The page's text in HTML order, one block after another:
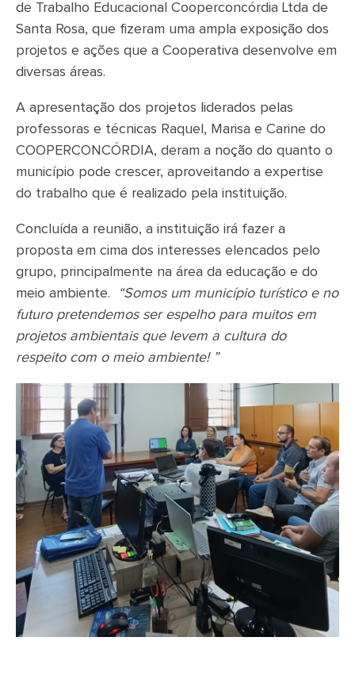
de Trabalho Educacional Cooperconcórdia Ltda de
Santa Rosa, que fizeram uma ampla exposição dos
projetos e ações que a Cooperativa desenvolve em
diversas áreas.
A apresentação dos projetos liderados pelas
professoras e técnicas Raquel, Marisa e Carine do
COOPERCONCÓRDIA, deram a noção do quanto o
município pode crescer, aproveitando a expertise
do trabalho que é realizado pela instituição.
Concluída a reunião, a instituição irá fazer a
proposta em cima dos interesses elencados pelo
grupo, principalmente na área da educação e do
meio ambiente.
“Somos um município turístico e no
futuro pretendemos ser espelho para muitos em
projetos ambientais que levem a cultura do
respeito com o meio ambiente! ”